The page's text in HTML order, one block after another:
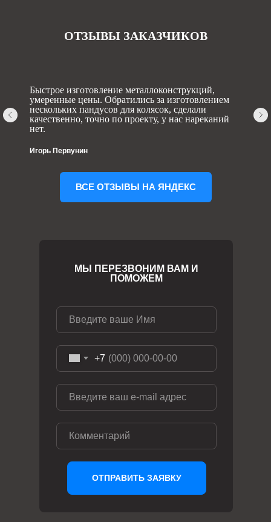
ОТЗЫВЫ ЗАКАЗЧИКОВ
Быстрое изготовление металлоконструкций,
умеренные цены. Обратились за изготовлением
нескольких пандусов для колясок, сделали
качественно, точно по проекту, у нас нареканий
нет.
Игорь Первунин
ВСЕ ОТЗЫВЫ НА ЯНДЕКС
+7
ОТПРАВИТЬ ЗАЯВКУ
МЫ ПЕРЕЗВОНИМ ВАМ И
ПОМОЖЕМ